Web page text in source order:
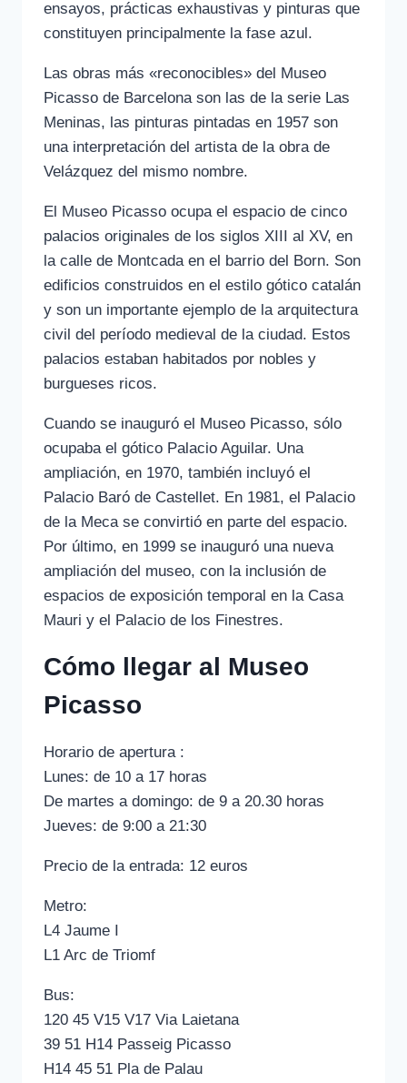
ensayos, prácticas exhaustivas y pinturas que
constituyen principalmente la fase azul.
Las obras más «reconocibles» del Museo
Picasso de Barcelona son las de la serie Las
Meninas, las pinturas pintadas en 1957 son
una interpretación del artista de la obra de
Velázquez del mismo nombre.
El Museo Picasso ocupa el espacio de cinco
palacios originales de los siglos XIII al XV, en
la calle de Montcada en el barrio del Born. Son
edificios construidos en el estilo gótico catalán
y son un importante ejemplo de la arquitectura
civil del período medieval de la ciudad. Estos
palacios estaban habitados por nobles y
burgueses ricos.
Cuando se inauguró el Museo Picasso, sólo
ocupaba el gótico Palacio Aguilar. Una
ampliación, en 1970, también incluyó el
Palacio Baró de Castellet. En 1981, el Palacio
de la Meca se convirtió en parte del espacio.
Por último, en 1999 se inauguró una nueva
ampliación del museo, con la inclusión de
espacios de exposición temporal en la Casa
Mauri y el Palacio de los Finestres.
Cómo llegar al Museo
Picasso
Horario de apertura :
Lunes: de 10 a 17 horas
De martes a domingo: de 9 a 20.30 horas
Jueves: de 9:00 a 21:30
Precio de la entrada: 12 euros
Metro:
L4 Jaume I
L1 Arc de Triomf
Bus:
120 45 V15 V17 Via Laietana
39 51 H14 Passeig Picasso
H14 45 51 Pla de Palau